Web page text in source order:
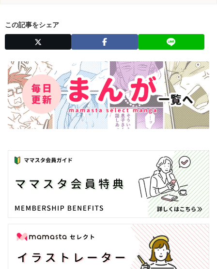
この記事をシェア